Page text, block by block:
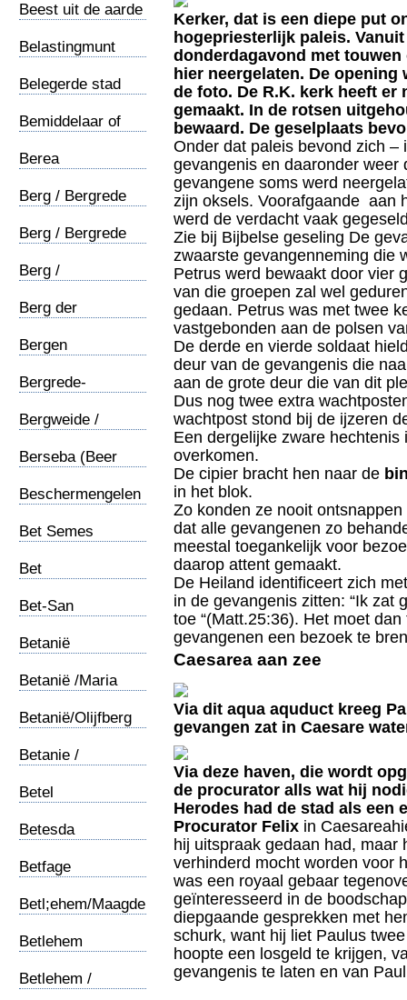
Beest uit de aarde
Belastingmunt
Belegerde stad
Bemiddelaar of
Berea
Berg / Bergrede
Berg / Bergrede
Berg /
Berg der
Bergen
Bergrede-
Bergweide /
Berseba (Beer
Beschermengelen
Bet Semes
Bet
Bet-San
Betanië
Betanië /Maria
Betanië/Olijfberg
Betanie /
Betel
Betesda
Betfage
Betl;ehem/Maagdelijke
Betlehem
Betlehem /
Kerker, dat is een diepe put
hogepriesterlijk paleis.
donderdagavond met
hier neergelaten. De
de foto. De R.K. kerk heeft
gemaakt. In de rotsen
bewaard. De geselplaats
Onder dat paleis bevond zich
gevangenis en daaronder weer
gevangene soms werd
zijn oksels. Voorafgaande aan
werd de verdacht vaak
Zie bij Bijbelse geseling De
zwaarste gevangenneming die
Petrus werd bewaakt door vier
van die groepen zal wel
gedaan. Petrus was met twee
vastgebonden aan de polsen
De derde en vierde soldaat
deur van de gevangenis die
aan de grote deur die van dit
Dus nog twee extra
wachtpost stond bij de ijzeren
Een dergelijke zware
overkomen.
De cipier bracht hen naar de
in het blok.
Zo konden ze nooit
dat alle gevangenen zo
meestal toegankelijk voor
daarop attent gemaakt.
De Heiland identificeert zich
in de gevangenis zitten: “Ik zat
toe “(Matt.25:36). Het moet
gevangenen een bezoek te
Caesarea aan zee
Via dit aqua aquduct kreeg
gevangen zat in Caesare
Via deze haven, die wordt
de procurator alls wat hij
Herodes had de stad als een
Procurator Felix in
hij uitspraak gedaan had,
verhinderd mocht worden voor
was een royaal gebaar
geïnteresseerd in de
diepgaande gesprekken met
schurk, want hij liet Paulus
hoopte een losgeld te krijgen,
gevangenis te laten en van